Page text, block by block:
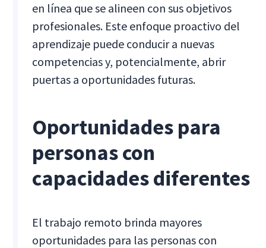
en línea que se alineen con sus objetivos
profesionales. Este enfoque proactivo del
aprendizaje puede conducir a nuevas
competencias y, potencialmente, abrir
puertas a oportunidades futuras.
Oportunidades para
personas con
capacidades diferentes
El trabajo remoto brinda mayores
oportunidades para las personas con